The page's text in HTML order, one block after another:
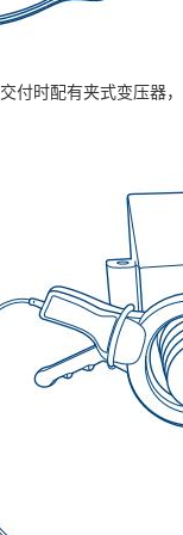
交付时配有夹式变压器，